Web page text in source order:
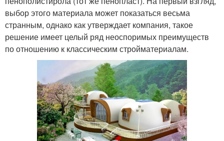
выбор этого материала может показаться весьма
странным, однако как утверждает компания, такое
решение имеет целый ряд неоспоримых преимуществ
по отношению к классическим стройматериалам.